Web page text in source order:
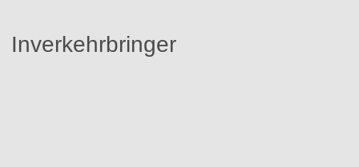
Inverkehrbringer